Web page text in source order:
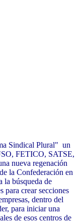
Sindical Plural" un
FETICO, SATSE,
nueva regenación
la Confederación en
la búsqueda de
para crear secciones
dentro del
para iniciar una
de esos centros de